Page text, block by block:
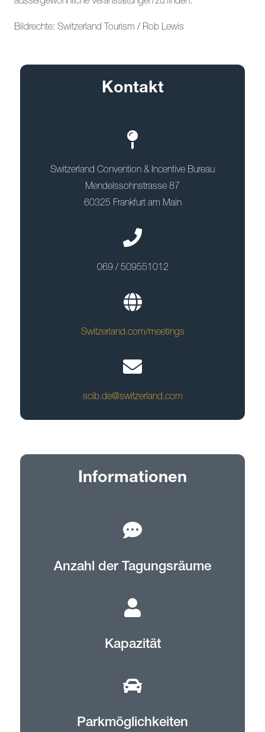
Bildrechte: Switzerland Tourism / Rob Lewis
Kontakt
Switzerland Convention & Incentive Bureau
Mendelssohnstrasse 87
60325 Frankfurt am Main
069 / 509551012
Switzerland.com/meetings
scib.de@switzerland.com
Informationen
Anzahl der Tagungsräume
Kapazität
Parkmöglichkeiten